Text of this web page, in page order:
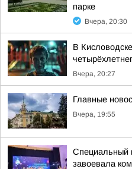
парке
Вчера, 20:30
В
Вчера, 20:27
Главные
Вчера, 19:55
Специальный
завоевала